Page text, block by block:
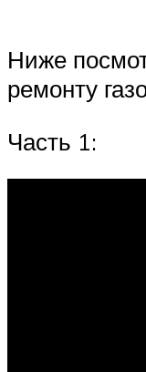
Ниже
ремонту
Часть 1: